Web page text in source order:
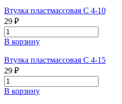
Втулка пластмассовая С 4-10
29 ₽
В корзину
Втулка пластмассовая С 4-15
29 ₽
В корзину